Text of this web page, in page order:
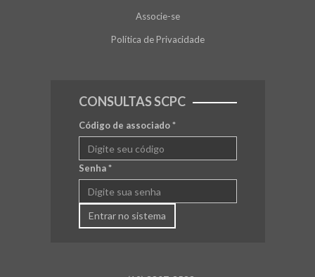
Associe-se
Política de Privacidade
CONSULTAS SCPC
Código de associado*
Senha*
Entrar no sistema